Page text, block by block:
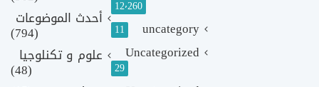
12٬260
uncategory
11
Uncategorized
29
أحدث الموضوعات
(794)
علوم و تكنلوجيا
(48)